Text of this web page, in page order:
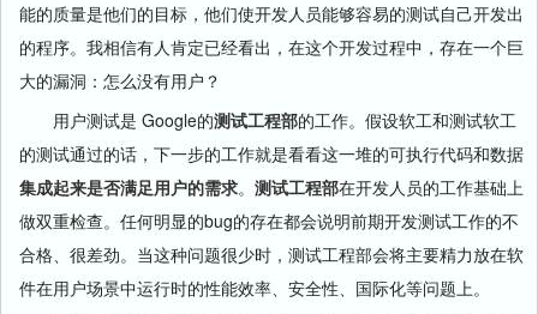
能的质量是他们的目标，他们使开发人员能够容易的测试自己开发出
的程序。我相信有人肯定已经看出，在这个开发过程中，存在一个巨
大的漏洞：怎么没有用户？
用户测试是 Google的测试工程部的工作。假设软工和测试软工
的测试通过的话，下一步的工作就是看看这一堆的可执行代码和数据
集成起来是否满足用户的需求。 测试工程部在开发人员的工作基础上
做双重检查。任何明显的bug的存在都会说明前期开发测试工作的不
合格、很差劲。当这种问题很少时，测试工程部会将主要精力放在软
件在用户场景中运行时的性能效率、安全性、国际化等问题上。